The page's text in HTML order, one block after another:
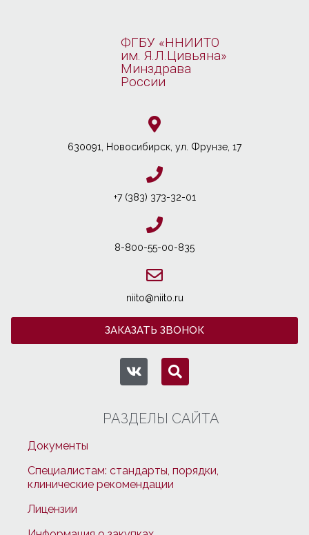
ФГБУ «ННИИТО
им. Я.Л.Цивьяна»
Минздрава
России
630091, Новосибирcк, ул. Фрунзе, 17
+7 (383) 373-32-01
8-800-55-00-835
niito@niito.ru
ЗАКАЗАТЬ ЗВОНОК
РАЗДЕЛЫ САЙТА
Документы
Специалистам: стандарты, порядки,
клинические рекомендации
Лицензии